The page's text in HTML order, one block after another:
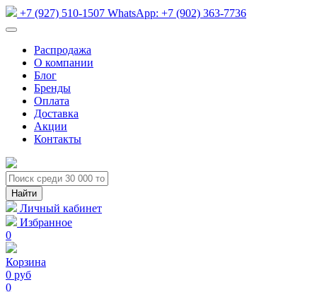
+7 (927) 510-1507 WhatsApp: +7 (902) 363-7736
Распродажа
О компании
Блог
Бренды
Оплата
Доставка
Акции
Контакты
Личный кабинет
Избранное
0
Корзина
0 руб
0